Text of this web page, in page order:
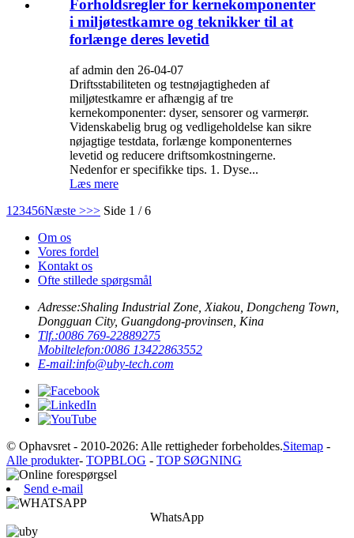
Forholdsregler for kernekomponenter
i miljøtestkamre og teknikker til at
forlænge deres levetid
af admin den 26-04-07
Driftsstabiliteten og testnøjagtigheden af ​​
miljøtestkamre er afhængig af tre
kernekomponenter: dyser, sensorer og varmerør.
Videnskabelig brug og vedligeholdelse kan sikre
nøjagtige testdata, forlænge komponenternes
levetid og reducere driftsomkostningerne.
Nedenfor er specifikke tips. 1. Dyse...
Læs mere
1 23456Næste >>> Side 1 / 6
Om os
Vores fordel
Kontakt os
Ofte stillede spørgsmål
Adresse:Shaling Industrial Zone, Xiakou, Dongcheng Town,
Dongguan City, Guangdong-provinsen, Kina
Tlf.:0086 769-22889275
Mobiltelefon:0086 13422863552
E-mail:info@uby-tech.com
© Ophavsret - 2010-2026: Alle rettigheder forbeholdes.Sitemap -
Alle produkter- TOPBLOG - TOP SØGNING
Send e-mail
WhatsApp